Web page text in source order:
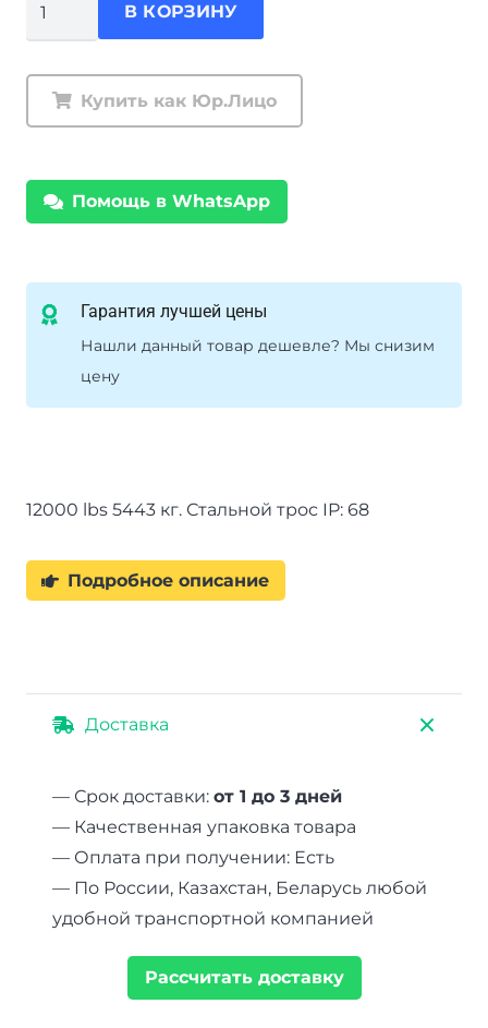
электрическая
Comeup
120
12V
трос)
В КОРЗИНУ
Купить как Юр.Лицо
Помощь в WhatsApp
Гарантия лучшей цены
Нашли данный товар дешевле? Мы снизим
цену
12000 lbs 5443 кг. Стальной трос IP: 68
Подробное описание
Доставка
— Срок доставки: от 1 до 3 дней
— Качественная упаковка товара
— Оплата при получении: Есть
— По России, Казахстан, Беларусь любой
удобной транспортной компанией
Рассчитать доставку